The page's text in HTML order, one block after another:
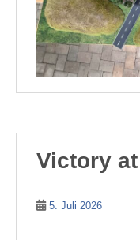
Victory
5. Juli 2026